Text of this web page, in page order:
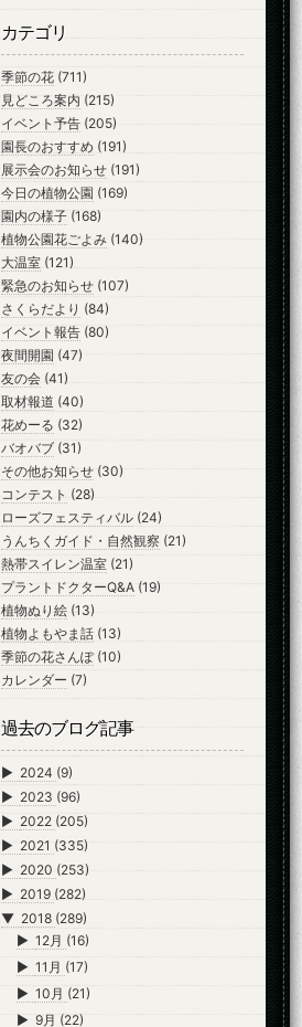
カテゴリ
季節の花 (711)
見どころ案内 (215)
イベント予告 (205)
園長のおすすめ (191)
展示会のお知らせ (191)
今日の植物公園 (169)
園内の様子 (168)
植物公園花ごよみ (140)
大温室 (121)
緊急のお知らせ (107)
さくらだより (84)
イベント報告 (80)
夜間開園 (47)
友の会 (41)
取材報道 (40)
花めーる (32)
バオバブ (31)
その他お知らせ (30)
コンテスト (28)
ローズフェスティバル (24)
うんちくガイド・自然観察 (21)
熱帯スイレン温室 (21)
プラントドクターQ&A (19)
植物ぬり絵 (13)
植物よもやま話 (13)
季節の花さんぽ (10)
カレンダー (7)
過去のブログ記事
► 2024 (9)
► 2023 (96)
► 2022 (205)
► 2021 (335)
► 2020 (253)
► 2019 (282)
▼ 2018 (289)
►12月 (16)
►11月 (17)
►10月 (21)
►9月 (22)